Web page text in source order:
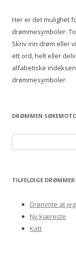
f
o
r
Her er det mulighet
drømmesymboler.
Skriv inn drøm eller
ett ord, helt eller
alfabetiske
drømmesymboler.
DRØMMEN
e
rTILFELDIGE
Drømmte at
Ny kjæreste
Katt